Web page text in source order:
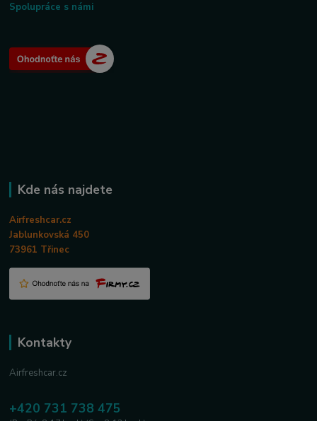
Spolupráce s námi
Kde nás najdete
Airfreshcar.cz
Jablunkovská 450
73961 Třinec
Kontakty
Airfreshcar.cz
+420 731 738 475